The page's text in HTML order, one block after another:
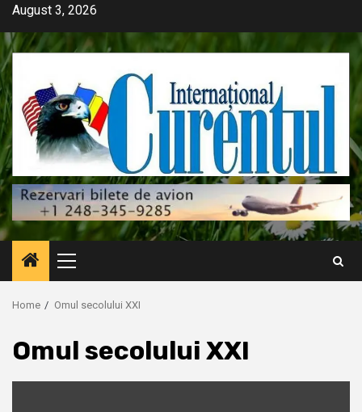
Skip
content
August 3, 2026
Primary
Menu
Home Omul secolului XXI
Omul secolului XXI